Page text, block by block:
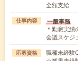
全額支給
仕事内容 一般事務
＊勤怠実績
会議スケジ
応募資格
職種未経験